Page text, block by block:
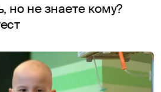
но не знаете кому?